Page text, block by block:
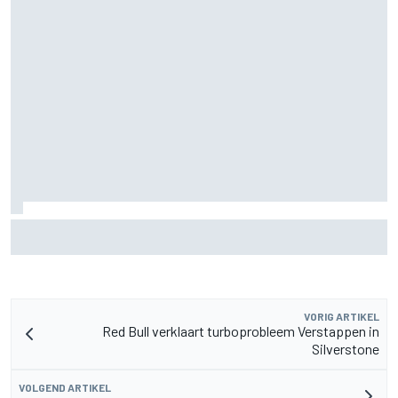
VORIG ARTIKEL
Red Bull verklaart turboprobleem Verstappen in
Silverstone
VOLGEND ARTIKEL